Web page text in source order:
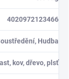
4020972123466
Hudba
kov, dřevo, plsť